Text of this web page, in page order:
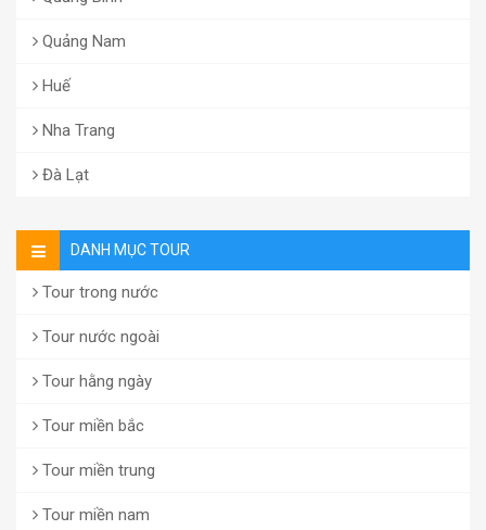
Quảng Nam
Huế
Nha Trang
Đà Lạt
DANH MỤC TOUR
Tour trong nước
Tour nước ngoài
Tour hằng ngày
Tour miền bắc
Tour miền trung
Tour miền nam